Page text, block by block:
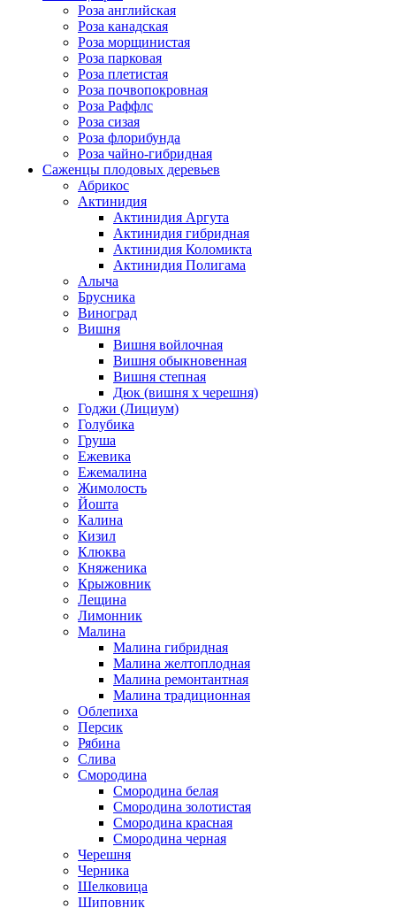
Роза английская
Роза канадская
Роза морщинистая
Роза парковая
Роза плетистая
Роза почвопокровная
Роза Раффлс
Роза сизая
Роза флорибунда
Роза чайно-гибридная
Саженцы плодовых деревьев
Абрикос
Актинидия
Актинидия Аргута
Актинидия гибридная
Актинидия Коломикта
Актинидия Полигама
Алыча
Брусника
Виноград
Вишня
Вишня войлочная
Вишня обыкновенная
Вишня степная
Дюк (вишня х черешня)
Годжи (Лициум)
Голубика
Груша
Ежевика
Ежемалина
Жимолость
Йошта
Калина
Кизил
Клюква
Княженика
Крыжовник
Лещина
Лимонник
Малина
Малина гибридная
Малина желтоплодная
Малина ремонтантная
Малина традиционная
Облепиха
Персик
Рябина
Слива
Смородина
Смородина белая
Смородина золотистая
Смородина красная
Смородина черная
Черешня
Черника
Шелковица
Шиповник